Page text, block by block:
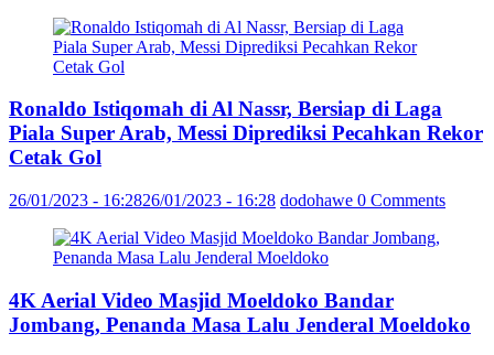
Ronaldo Istiqomah di Al Nassr, Bersiap di Laga
Piala Super Arab, Messi Diprediksi Pecahkan Rekor
Cetak Gol
26/01/2023 - 16:2826/01/2023 - 16:28 dodohawe 0 Comments
4K Aerial Video Masjid Moeldoko Bandar
Jombang, Penanda Masa Lalu Jenderal Moeldoko